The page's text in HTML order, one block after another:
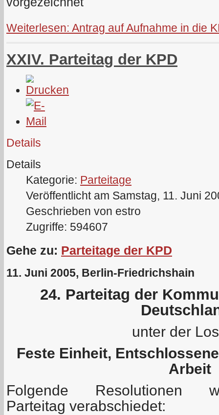
Weiterlesen: Antrag auf Aufnahme in die
XXIV. Parteitag der KPD
Details
Details
Kategorie: Parteitage
Veröffentlicht am Samstag, 11. Juni
Geschrieben von estro
Zugriffe: 594607
Gehe zu: Parteitage der KPD
11. Juni 2005, Berlin-Friedrichshain
24. Parteitag der
unter der
Feste Einheit,
Arbeit
Folgende Resolutionen
Parteitag verabschiedet: